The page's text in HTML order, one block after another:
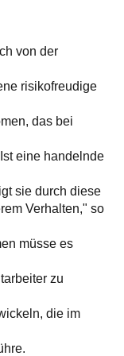
von der
risikofreudige
das bei
eine handelnde
sie durch diese
Verhalten," so
müsse es
zu
die im